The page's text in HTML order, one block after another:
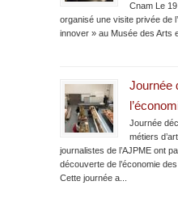
Cnam Le
organisé une visite privée de
innover » au Musée des Arts
Journée
Journée
métiers
journalistes de l’AJPME ont
découverte de l’économie
Cette journée a...